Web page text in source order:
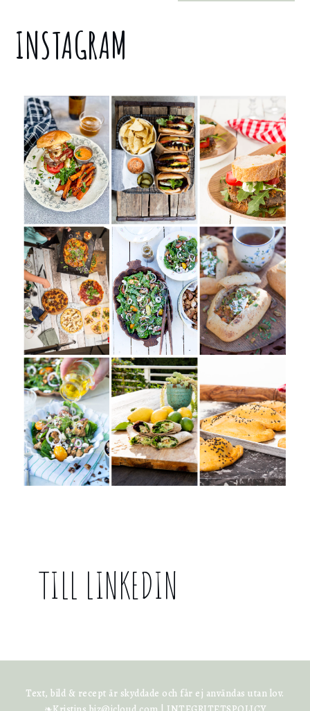
INSTAGRAM
TILL LINKEDIN
Text, bild & recept är skyddade och får ej användas utan lov.